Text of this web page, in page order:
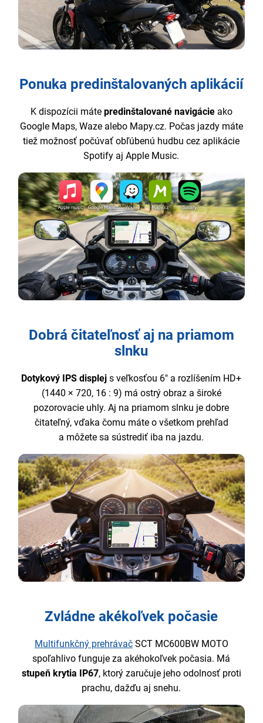
Ponuka predinštalovaných aplikácií
K dispozícii máte predinštalované navigácieako
Google Maps, Waze alebo Mapy.cz. Počas jazdy máte
tiež možnosť počúvať obľúbenú hudbu cez aplikácie
Spotify aj Apple Music.
Dobrá čitateľnosť aj na priamom
slnku
Dotykový IPS displej s veľkosťou 6" a rozlíšením HD+
(1440 × 720, 16 : 9) má ostrý obraz a široké
pozorovacie uhly. Aj na priamom slnku je dobre
čitateľný, vďaka čomu máte o všetkom prehľad
a môžete sa sústrediť iba na jazdu.
Zvládne akékoľvek počasie
Multifunkčný prehrávačSCT MC600BW MOTO
spoľahlivo funguje za akéhokoľvek počasia. Má
stupeň krytia IP67, ktorý zaručuje jeho odolnosť proti
prachu, dažďu aj snehu.